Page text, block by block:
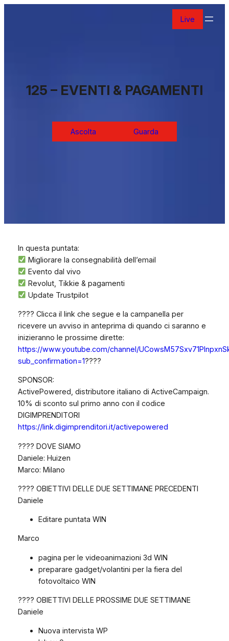
Live
125 – EVENTI & PAGAMENTI
Ascolta Guarda
In questa puntata:
Migliorare la consegnabilità dell’email
Evento dal vivo
Revolut, Tikkie & pagamenti
Update Trustpilot
???? Clicca il link che segue e la campanella per
ricevere un avviso in anteprima di quando ci saranno e
inizieranno le prossime dirette:
https://www.youtube.com/channel/
sub_confirmation=1????
SPONSOR:
ActivePowered, distributore italiano di ActiveCampaign.
10% di sconto sul primo anno con il codice
DIGIMPRENDITORI
https://link.digimprenditori.it/activepowered
???? DOVE SIAMO
Daniele: Huizen
Marco: Milano
???? OBIETTIVI DELLE DUE SETTIMANE PRECEDENTI
Daniele
Editare puntata WIN
Marco
pagina per le videoanimazioni 3d WIN
preparare gadget/volantini per la fiera del
fotovoltaico WIN
???? OBIETTIVI DELLE PROSSIME DUE SETTIMANE
Daniele
Nuova intervista WP